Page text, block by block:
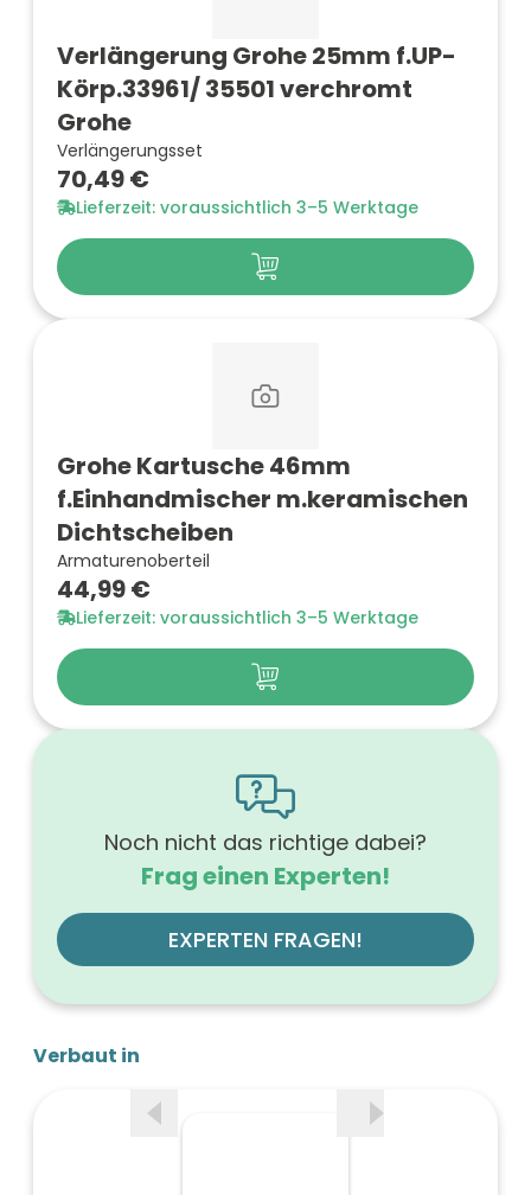
Verlängerung Grohe 25mm f.UP-
Körp.33961/ 35501 verchromt
Grohe
Verlängerungsset
70,49 €
Lieferzeit: voraussichtlich 3–5 Werktage
Grohe Kartusche 46mm
f.Einhandmischer m.keramischen
Dichtscheiben
Armaturenoberteil
44,99 €
Lieferzeit: voraussichtlich 3–5 Werktage
Noch nicht das richtige dabei?
Frag einen Experten!
EXPERTEN FRAGEN!
Verbaut in